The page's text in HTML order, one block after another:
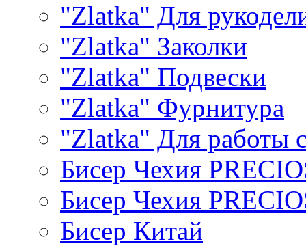
"Zlatka" Для
"Zlatka" Заколки
"Zlatka" Подвески
"Zlatka" Фурнитура
"Zlatka" Для работы
Бисер Чехия
Бисер Чехия
Бисер Китай